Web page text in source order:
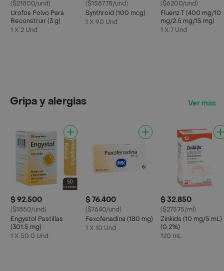
($21800/und)
Urofos Polvo Para
Reconstruir (3 g)
1 X 2 Und
($1587.78/und)
Synthroid (100 mcg)
1 X 90 Und
($6200/und)
Fluenz T (400 mg/10
mg/2.5 mg/15 mg)
1 X 7 Und
Gripa y alergias Ver más
$ 92.500
($1850/und)
Engystol Pastillas
(301.5 mg)
1 X 50.0 Und
$ 76.400
($7640/und)
Fexofenadina (180 mg)
1 X 10 Und
$ 32.850
($273.75/ml)
Zinkids (10 mg/5 mL)
(0.2%)
120 mL